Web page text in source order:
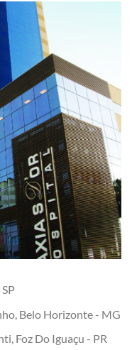
Belo Horizonte - MG
Foz Do Iguaçu - PR